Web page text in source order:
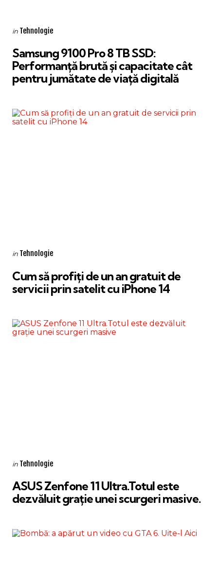
Categories
Posted
in Tehnologie
Samsung 9100 Pro 8 TB SSD:
Performanță brută și capacitate cât
pentru jumătate de viață digitală
Categories
Posted
in Tehnologie
Cum să profiți de un an gratuit de
servicii prin satelit cu iPhone 14
Categories
Posted
in Tehnologie
ASUS Zenfone 11 Ultra.Totul este
dezvăluit grație unei scurgeri masive.